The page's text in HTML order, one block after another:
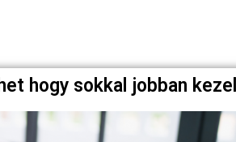
hogy sokkal jobban